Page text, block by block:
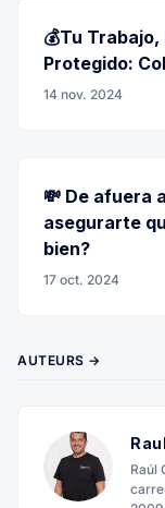
💰Tu
Protegido:
14 nov. 2024
💸 De afuera
asegurarte
bien?
17 oct. 2024
AUTEURS →
Raúl